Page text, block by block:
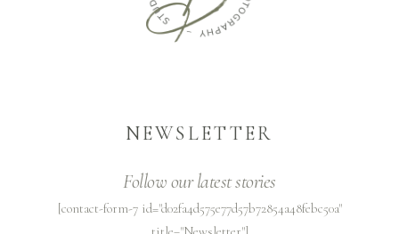
NEWSLETTER
Follow our latest stories
[contact-form-7 id="d02fa4d575e77d57b72854a48febc50a"